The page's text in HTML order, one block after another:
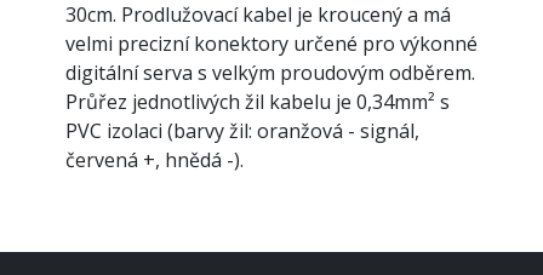
30cm. Prodlužovací kabel je kroucený a má
velmi precizní konektory určené pro výkonné
digitální serva s velkým proudovým odběrem.
Průřez jednotlivých žil kabelu je 0,34mm² s
PVC izolaci (barvy žil: oranžová - signál,
červená +, hnědá -).